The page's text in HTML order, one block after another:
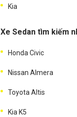
Kia
Xe Sedan tìm kiếm
Honda Civic
Nissan Almera
Toyota Altis
Kia K5